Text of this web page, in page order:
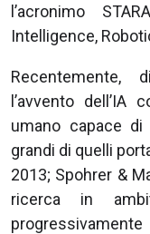
l’acronimo
Intelligence,
Recentemente,
l’avvento dell’IA
umano capace
grandi di quelli
2013; Spohrer &
ricerca in